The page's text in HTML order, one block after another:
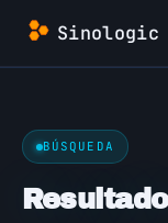
Saltar
contenido
Sinologic
BÚSQUEDA